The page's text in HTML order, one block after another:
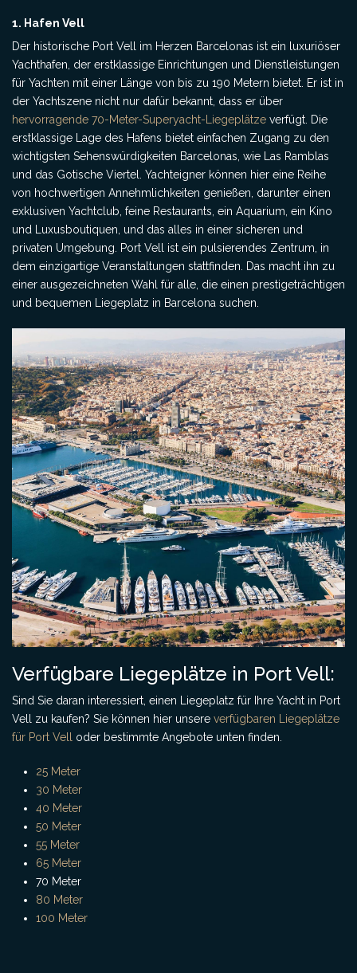
1. Hafen Vell
Der historische Port Vell im Herzen Barcelonas ist ein luxuriöser
Yachthafen, der erstklassige Einrichtungen und Dienstleistungen
für Yachten mit einer Länge von bis zu 190 Metern bietet. Er ist in
der Yachtszene nicht nur dafür bekannt, dass er über
hervorragende 70-Meter-Superyacht-Liegeplätze verfügt. Die
erstklassige Lage des Hafens bietet einfachen Zugang zu den
wichtigsten Sehenswürdigkeiten Barcelonas, wie Las Ramblas
und das Gotische Viertel. Yachteigner können hier eine Reihe
von hochwertigen Annehmlichkeiten genießen, darunter einen
exklusiven Yachtclub, feine Restaurants, ein Aquarium, ein Kino
und Luxusboutiquen, und das alles in einer sicheren und
privaten Umgebung. Port Vell ist ein pulsierendes Zentrum, in
dem einzigartige Veranstaltungen stattfinden. Das macht ihn zu
einer ausgezeichneten Wahl für alle, die einen prestigeträchtigen
und bequemen Liegeplatz in Barcelona suchen.
Verfügbare Liegeplätze in Port Vell:
Sind Sie daran interessiert, einen Liegeplatz für Ihre Yacht in Port
Vell zu kaufen? Sie können hier unsere verfügbaren Liegeplätze
für Port Vell
oder bestimmte Angebote unten finden.
25 Meter
30 Meter
40 Meter
50 Meter
55 Meter
65 Meter
70 Meter
80 Meter
100 Meter